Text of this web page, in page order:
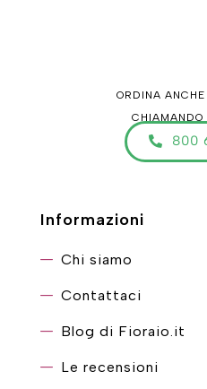
ORDINA
CHIAMANDO
800
Informazioni
Chi siamo
Contattaci
Blog di Fioraio.it
Le recensioni